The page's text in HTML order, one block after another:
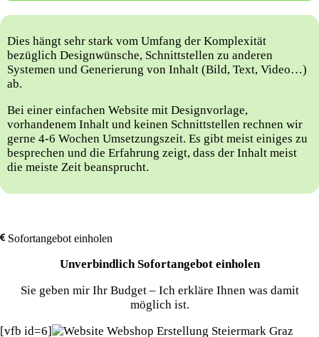
Dies hängt sehr stark vom Umfang der Komplexität
bezüglich Designwünsche, Schnittstellen zu anderen
Systemen und Generierung von Inhalt (Bild, Text, Video…)
ab.
Bei einer einfachen Website mit Designvorlage,
vorhandenem Inhalt und keinen Schnittstellen rechnen wir
gerne 4-6 Wochen Umsetzungszeit. Es gibt meist einiges zu
besprechen und die Erfahrung zeigt, dass der Inhalt meist
die meiste Zeit beansprucht.
Sofortangebot einholen
Unverbindlich Sofortangebot einholen
Sie geben mir Ihr Budget – Ich erkläre Ihnen was damit
möglich ist.
[vfb id=6]